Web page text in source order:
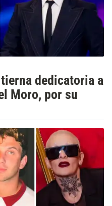
dedicatoria a
Moro, por su